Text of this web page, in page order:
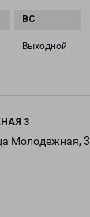
Выходной
3
Молодежная, 3